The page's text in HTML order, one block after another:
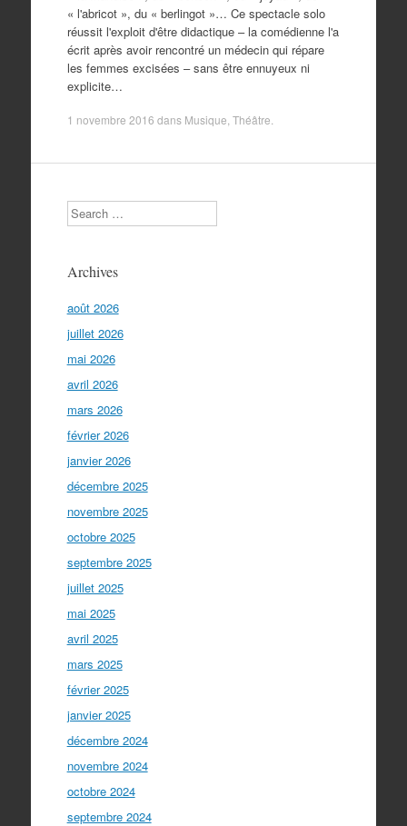
« l'abricot », du « berlingot »… Ce spectacle solo
réussit l'exploit d'être didactique – la comédienne l'a
écrit après avoir rencontré un médecin qui répare
les femmes excisées – sans être ennuyeux ni
explicite…
1 novembre 2016 dans Musique Théâtre
Search
Archives
août 2026
juillet 2026
mai 2026
avril 2026
mars 2026
février 2026
janvier 2026
décembre 2025
novembre 2025
octobre 2025
septembre 2025
juillet 2025
mai 2025
avril 2025
mars 2025
février 2025
janvier 2025
décembre 2024
novembre 2024
octobre 2024
septembre 2024